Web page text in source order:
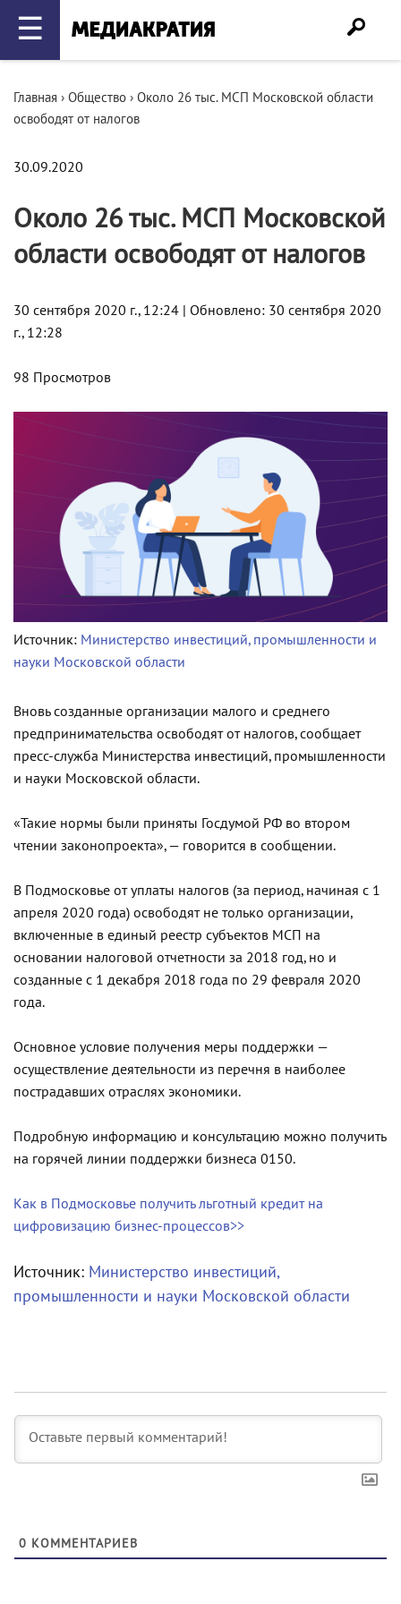
☰
Главная › Общество › Около 26 тыс. МСП Московской области
освободят от налогов
30.09.2020
Около 26 тыс. МСП Московской
области освободят от налогов
30 сентября 2020 г., 12:24 | Обновлено: 30 сентября 2020
г., 12:28
98 Просмотров
Источник: Министерство инвестиций, промышленности и
науки Московской области
Вновь созданные организации малого и среднего
предпринимательства освободят от налогов, сообщает
пресс-служба Министерства инвестиций, промышленности
и науки Московской области.
«Такие нормы были приняты Госдумой РФ во втором
чтении законопроекта», — говорится в сообщении.
В Подмосковье от уплаты налогов (за период, начиная с 1
апреля 2020 года) освободят не только организации,
включенные в единый реестр субъектов МСП на
основании налоговой отчетности за 2018 год, но и
созданные с 1 декабря 2018 года по 29 февраля 2020
года.
Основное условие получения меры поддержки —
осуществление деятельности из перечня в наиболее
пострадавших отраслях экономики.
Подробную информацию и консультацию можно получить
на горячей линии поддержки бизнеса 0150.
Как в Подмосковье получить льготный кредит на
цифровизацию бизнес-процессов>>
Источник: Министерство инвестиций,
промышленности и науки Московской области
0 КОММЕНТАРИЕВ